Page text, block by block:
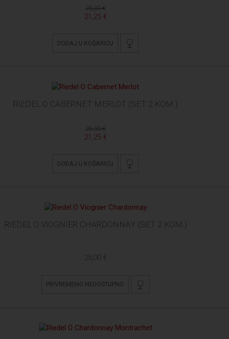
25,00 €
21,25 €
DODAJ U KOŠARICU
RIEDEL O CABERNET MERLOT (SET 2 KOM.)
25,00 €
21,25 €
DODAJ U KOŠARICU
RIEDEL O VIOGNIER CHARDONNAY (SET 2 KOM.)
25,00 €
PRIVREMENO NEDOSTUPNO